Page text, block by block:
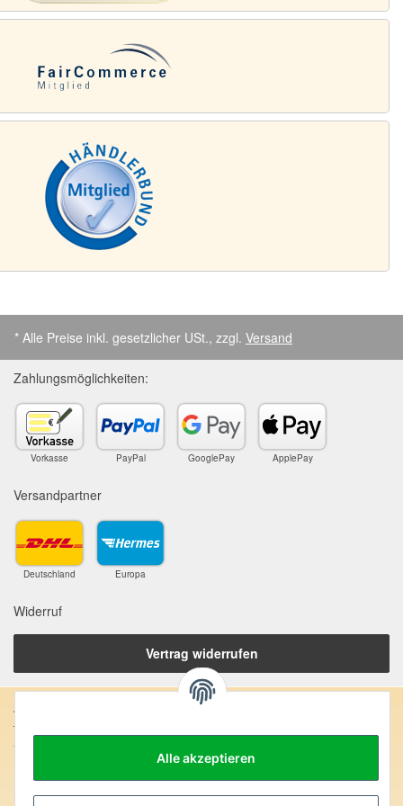
Alle akzeptieren
* Alle Preise inkl. gesetzlicher USt., zzgl. Versand
Zahlungsmöglichkeiten:
Vorkasse PayPal GooglePay ApplePay
Versandpartner
Deutschland Europa
Widerruf
Vertrag widerrufen
Anschrift:
SteinZeitOase
Uhlandstr. 7
D-75391 Gechingen